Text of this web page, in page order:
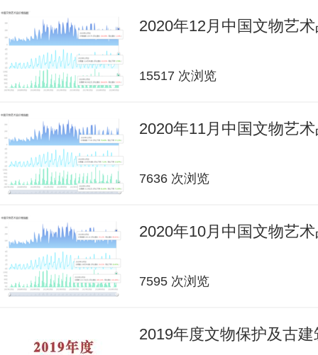
2020年12月中国文物艺
15517 次浏览
2020年11月中国文物艺
7636 次浏览
2020年10月中国文物艺
7595 次浏览
2019年度文物保护及古